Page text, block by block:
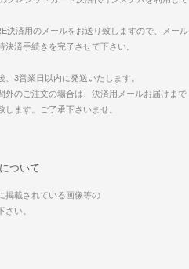
決済用のメールをお送り致しますので、メール
決済手続きを完了させて下さい。
、3営業日以内に発送いたします。
外のご注文の場合は、決済用メールお届けまで
します。ご了承下さいませ。
ついて
掲載されている画像等の
さい。